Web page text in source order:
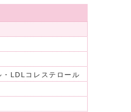
LDLコレステロール